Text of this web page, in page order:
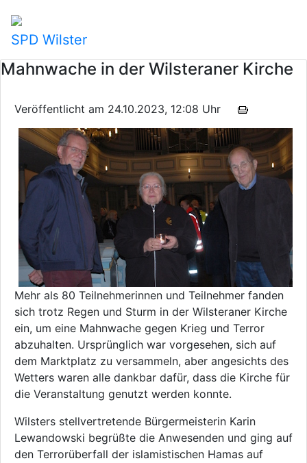
SPD Wilster
Mahnwache in der Wilsteraner Kirche
Veröffentlicht am 24.10.2023, 12:08 Uhr
Mehr als 80 Teilnehmerinnen und Teilnehmer fanden
sich trotz Regen und Sturm in der Wilsteraner Kirche
ein, um eine Mahnwache gegen Krieg und Terror
abzuhalten. Ursprünglich war vorgesehen, sich auf
dem Marktplatz zu versammeln, aber angesichts des
Wetters waren alle dankbar dafür, dass die Kirche für
die Veranstaltung genutzt werden konnte.
Wilsters stellvertretende Bürgermeisterin Karin
Lewandowski begrüßte die Anwesenden und ging auf
den Terrorüberfall der islamistischen Hamas auf